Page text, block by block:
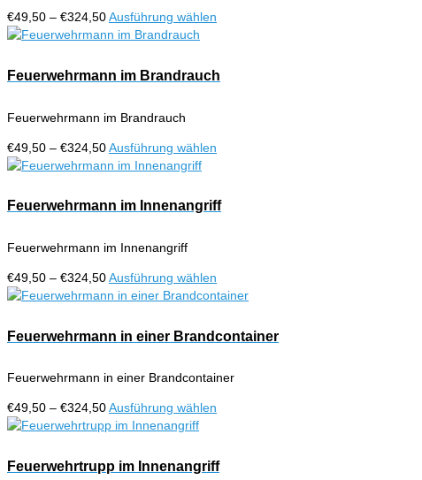
können
Produktseite
€49,50 – €324,50Preisspanne:
€49,50
€324,50
Ausführung wählen
Varianten
können
Produktseite
Feuerwehrmann im Brandrauch
Feuerwehrmann im Brandrauch
€49,50 – €324,50Preisspanne:
€49,50
€324,50
Ausführung wählen
mehrere
Varianten
können
auf
Produktseite
werden
Feuerwehrmann im Innenangriff
Feuerwehrmann im Innenangriff
€49,50 – €324,50Preisspanne:
€49,50
€324,50
Ausführung wählen
Produkt
mehrere
Varianten
Die
können
Produktseite
Feuerwehrmann in einer Brandcontainer
Feuerwehrmann in einer Brandcontainer
€49,50 – €324,50Preisspanne:
€49,50
€324,50
Ausführung wählen
mehrere
Feuerwehrtrupp im Innenangriff